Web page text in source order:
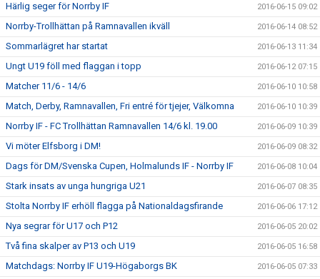
Härlig seger för Norrby IF 2016-06-15 09:02
Norrby-Trollhättan på Ramnavallen ikväll 2016-06-14 08:52
Sommarlägret har startat 2016-06-13 11:34
Ungt U19 föll med flaggan i topp 2016-06-12 07:15
Matcher 11/6 - 14/6 2016-06-10 10:58
Match, Derby, Ramnavallen, Fri entré för tjejer, Välkomna 2016-06-10 10:39
Norrby IF - FC Trollhättan Ramnavallen 14/6 kl. 19.00 2016-06-09 10:39
Vi möter Elfsborg i DM! 2016-06-09 08:32
Dags för DM/Svenska Cupen, Holmalunds IF - Norrby IF 2016-06-08 10:04
Stark insats av unga hungriga U21 2016-06-07 08:35
Stolta Norrby IF erhöll flagga på Nationaldagsfirande 2016-06-06 17:12
Nya segrar för U17 och P12 2016-06-05 20:02
Två fina skalper av P13 och U19 2016-06-05 16:58
Matchdags: Norrby IF U19-Högaborgs BK 2016-06-05 07:33